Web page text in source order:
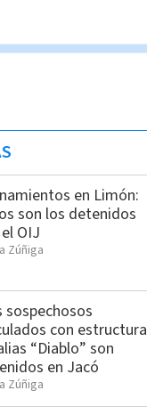
en Limón:
son los detenidos
OIJ
Zúñiga
sospechosos
con estructura
“Diablo” son
en Jacó
Zúñiga